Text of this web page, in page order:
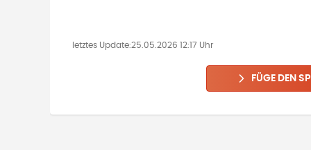
letztes Update:25.05.2026 12:17 Uhr
FÜGE DEN